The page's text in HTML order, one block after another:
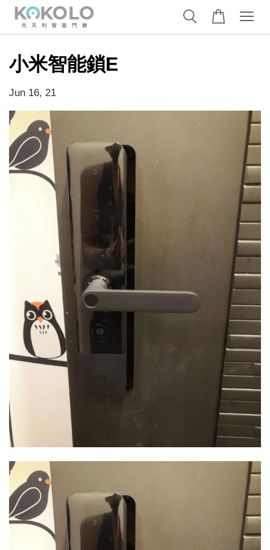
小米智能鎖E
Jun 16, 21